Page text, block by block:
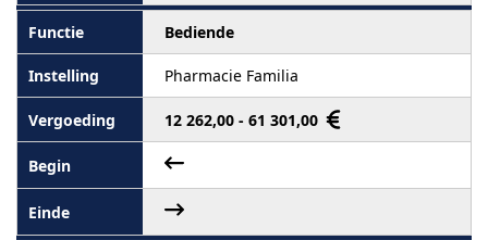
Bediende
Pharmacie Familia
12 262,00 - 61 301,00